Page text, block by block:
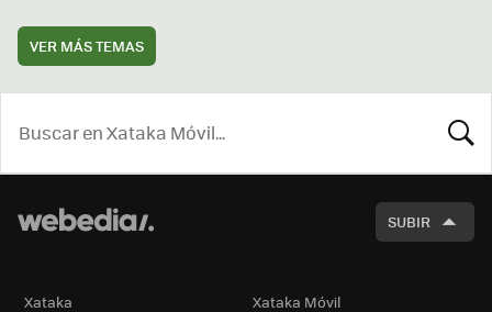
VER MÁS TEMAS
SUBIR
Xataka Xataka Móvil